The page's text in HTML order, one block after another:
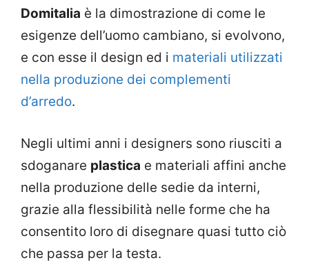
Domitalia è la dimostrazione di come le
esigenze dell’uomo cambiano, si evolvono,
e con esse il design ed i materiali utilizzati
nella produzione dei complementi
d’arredo.
Negli ultimi anni i designers sono riusciti a
sdoganare plastica e materiali affini anche
nella produzione delle sedie da interni,
grazie alla flessibilità nelle forme che ha
consentito loro di disegnare quasi tutto ciò
che passa per la testa.